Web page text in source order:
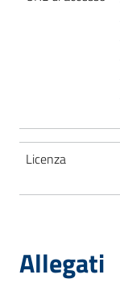
Licenza
Allegati